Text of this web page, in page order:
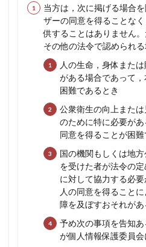
ーポ
リシ
ーの
変
更）
10
問い
当方は，次に掲げる場合
ザーの同意を得ることな
供することはありません
その他の法令で認められる
人の生命，身体また
がある場合であって
困難であるとき
公衆衛生の向上また
のために特に必要が
同意を得ることが困難
国の機関もしくは地
を受けた者が法令の
に対して協力する必
人の同意を得ること
障を及ぼすおそれがあ
予め次の事項を告知
が個人情報保護委員